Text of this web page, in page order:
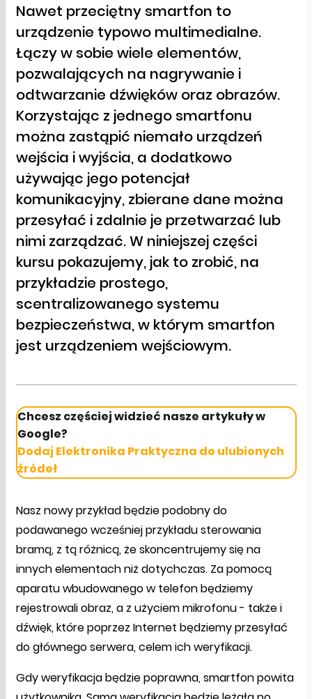
Nawet przeciętny smartfon to
urządzenie typowo multimedialne.
Łączy w sobie wiele elementów,
pozwalających na nagrywanie i
odtwarzanie dźwięków oraz obrazów.
Korzystając z jednego smartfonu
można zastąpić niemało urządzeń
wejścia i wyjścia, a dodatkowo
używając jego potencjał
komunikacyjny, zbierane dane można
przesyłać i zdalnie je przetwarzać lub
nimi zarządzać. W niniejszej części
kursu pokazujemy, jak to zrobić, na
przykładzie prostego,
scentralizowanego systemu
bezpieczeństwa, w którym smartfon
jest urządzeniem wejściowym.
Chcesz częściej widzieć nasze artykuły w
Google?
Dodaj Elektronika Praktyczna do ulubionych
źródeł
Nasz nowy przykład będzie podobny do
podawanego wcześniej przykładu sterowania
bramą, z tą różnicą, że skoncentrujemy się na
innych elementach niż dotychczas. Za pomocą
aparatu wbudowanego w telefon będziemy
rejestrowali obraz, a z użyciem mikrofonu - także i
dźwięk, które poprzez Internet będziemy przesyłać
do głównego serwera, celem ich weryfikacji.
Gdy weryfikacja będzie poprawna, smartfon powita